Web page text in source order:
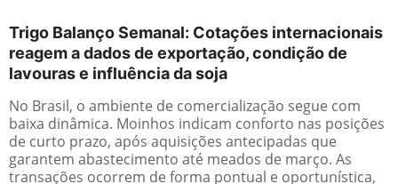
Trigo Balanço Semanal: Cotações internacionais
reagem a dados de exportação, condição de
lavouras e influência da soja
No Brasil, o ambiente de comercialização segue com
baixa dinâmica. Moinhos indicam conforto nas posições
de curto prazo, após aquisições antecipadas que
garantem abastecimento até meados de março. As
transações ocorrem de forma pontual e oportunística,